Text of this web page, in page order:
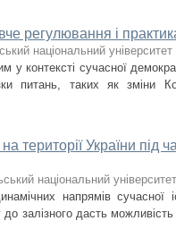
регулювання і
національний університет
у контексті сучасної
питань, таких як зміни
території України під
національний
напрямів сучасної
до залізного дасть